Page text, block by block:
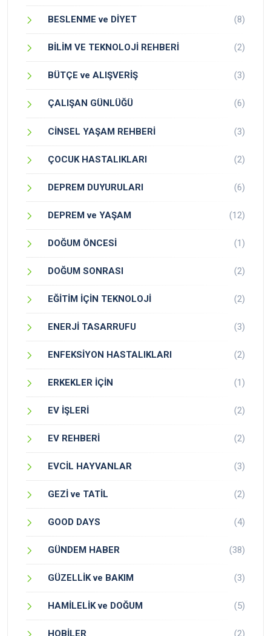
BESLENME ve DİYET (8)
BİLİM VE TEKNOLOJİ REHBERİ (2)
BÜTÇE ve ALIŞVERİŞ (3)
ÇALIŞAN GÜNLÜĞÜ (6)
CİNSEL YAŞAM REHBERİ (3)
ÇOCUK HASTALIKLARI (2)
DEPREM DUYURULARI (6)
DEPREM ve YAŞAM (12)
DOĞUM ÖNCESİ (1)
DOĞUM SONRASI (2)
EĞİTİM İÇİN TEKNOLOJİ (2)
ENERJİ TASARRUFU (3)
ENFEKSİYON HASTALIKLARI (2)
ERKEKLER İÇİN (1)
EV İŞLERİ (2)
EV REHBERİ (2)
EVCİL HAYVANLAR (3)
GEZİ ve TATİL (2)
GOOD DAYS (4)
GÜNDEM HABER (38)
GÜZELLİK ve BAKIM (3)
HAMİLELİK ve DOĞUM (5)
HOBİLER (2)